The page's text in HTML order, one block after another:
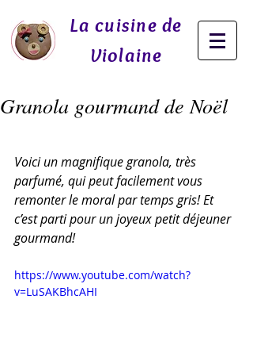
La cuisine de
Violaine
Granola gourmand de Noël
Voici un magnifique granola, très
parfumé, qui peut facilement vous
remonter le moral par temps gris! Et
c’est parti pour un joyeux petit déjeuner
gourmand!
https://www.youtube.com/watch?
v=LuSAKBhcAHI